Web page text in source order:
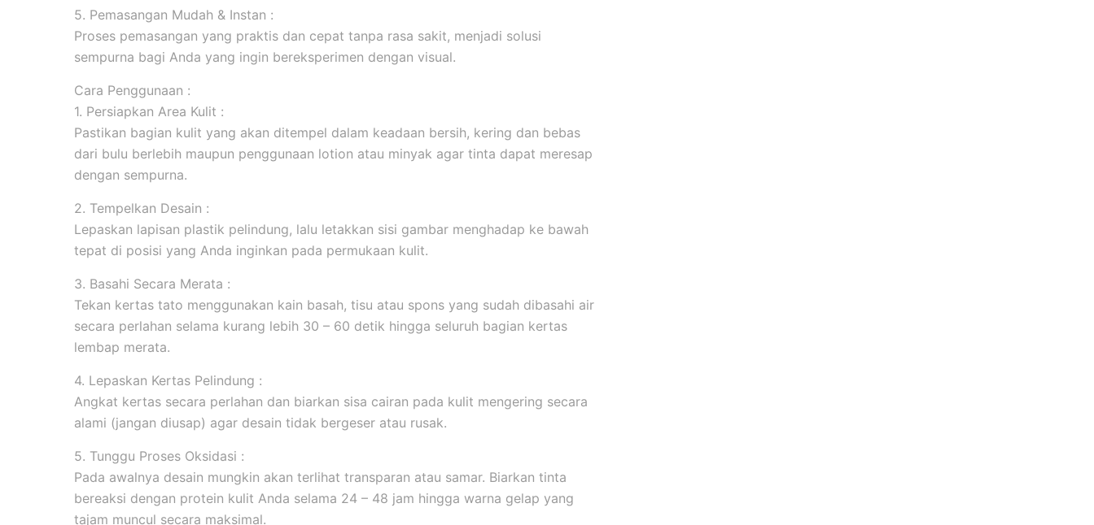
5. Pemasangan Mudah & Instan :
Proses pemasangan yang praktis dan cepat tanpa rasa sakit, menjadi solusi
sempurna bagi Anda yang ingin bereksperimen dengan visual.
Cara Penggunaan :
1. Persiapkan Area Kulit :
Pastikan bagian kulit yang akan ditempel dalam keadaan bersih, kering dan bebas
dari bulu berlebih maupun penggunaan lotion atau minyak agar tinta dapat meresap
dengan sempurna.
2. Tempelkan Desain :
Lepaskan lapisan plastik pelindung, lalu letakkan sisi gambar menghadap ke bawah
tepat di posisi yang Anda inginkan pada permukaan kulit.
3. Basahi Secara Merata :
Tekan kertas tato menggunakan kain basah, tisu atau spons yang sudah dibasahi air
secara perlahan selama kurang lebih 30 – 60 detik hingga seluruh bagian kertas
lembap merata.
4. Lepaskan Kertas Pelindung :
Angkat kertas secara perlahan dan biarkan sisa cairan pada kulit mengering secara
alami (jangan diusap) agar desain tidak bergeser atau rusak.
5. Tunggu Proses Oksidasi :
Pada awalnya desain mungkin akan terlihat transparan atau samar. Biarkan tinta
bereaksi dengan protein kulit Anda selama 24 – 48 jam hingga warna gelap yang
tajam muncul secara maksimal.